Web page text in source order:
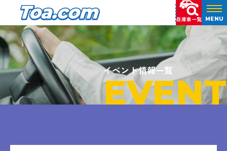
在庫車一覧 MENU
イベント情報一覧
EVENT